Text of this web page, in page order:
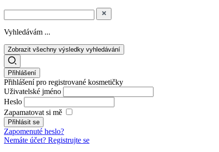
Vyhledávám ...
Zobrazit všechny výsledky vyhledávání
Přihlášení
Přihlášení pro registrované kosmetičky
Uživatelské jméno
Heslo
Zapamatovat si mě
Zapomenuté heslo?
Nemáte účet? Registrujte se